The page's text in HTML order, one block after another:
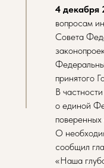
4 декабря
вопросам
Совета
принятого
В
о единой
поверенных
О
сообщил
«Наша